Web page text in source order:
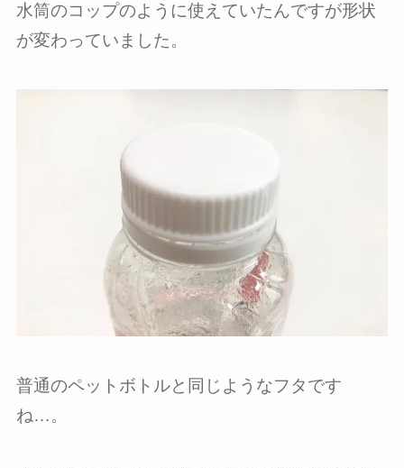
水筒のコップのように使えていたんですが形状
が変わっていました。
普通のペットボトルと同じようなフタです
ね…。